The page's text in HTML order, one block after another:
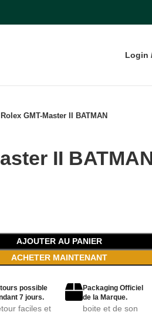
Login
Rolex GMT-Master II BATMAN
II
AJOUTER AU PANIER
ACHETER MAINTENANT
possible
7 jours.
faciles et
Packaging Officiel
de la Marque.
boite et de son